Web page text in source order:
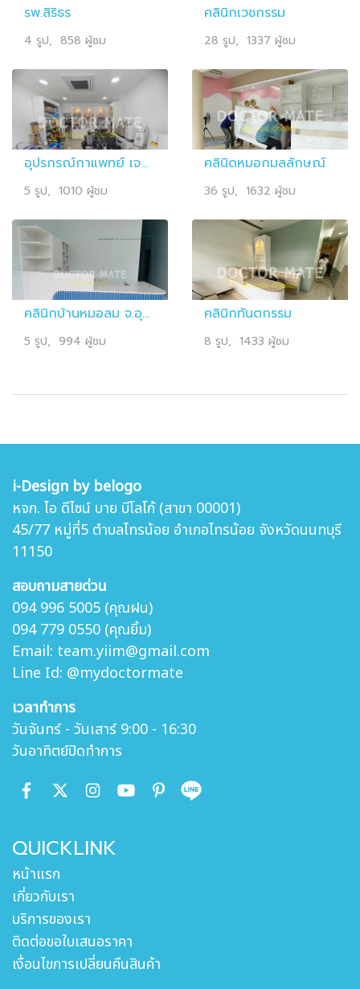
รพ.สิริธร
4 รูป, 858 ผู้ชม
คลินิกเวชกรรม
28 รูป, 1337 ผู้ชม
อุปรกรณ์กาแพทย์ เจพี.สมาร์ท
5 รูป, 1010 ผู้ชม
คลินิดหมอกมลลักษณ์
36 รูป, 1632 ผู้ชม
คลินิกบ้านหมอลม จ.อุบลราชธานี
5 รูป, 994 ผู้ชม
คลินิกทันตกรรม
8 รูป, 1433 ผู้ชม
i-Design by belogo
หจก. ไอ ดีไซน์ บาย บีโลโก้ (สาขา 00001)
45/77 หมู่ที่5 ตำบลไทรน้อย อำเภอไทรน้อย จังหวัดนนทบุรี
11150
สอบถามสายด่วน
094 996 5005 (คุณฝน)
094 779 0550 (คุณยิ้ม)
Email: team.yiim@gmail.com
Line Id: @mydoctormate
เวลาทำการ
วันจันทร์ - วันเสาร์ 9:00 - 16:30
วันอาทิตย์ปิดทำการ
QUICKLINK
หน้าแรก
เกี่ยวกับเรา
บริการของเรา
ติดต่อขอใบเสนอราคา
เงื่อนไขการเปลี่ยนคืนสินค้า